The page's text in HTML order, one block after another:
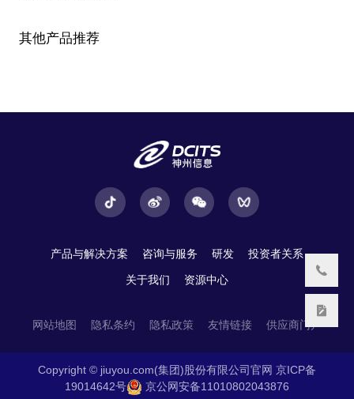
其他产品推荐
产品与解决方案 咨询与服务 研发 投资者关系
关于我们 资源中心
网站地图 隐私条约 隐私政策 友情链接 供应商门户
Copyright © jiuyou.com(集团)股份有限公司官网 京ICP备
19014642号
京公网安备11010802043876